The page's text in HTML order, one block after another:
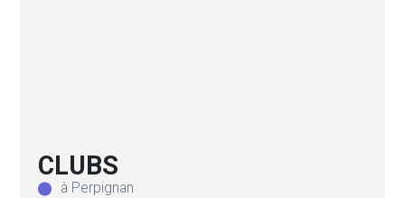
CLUBS
à Perpignan